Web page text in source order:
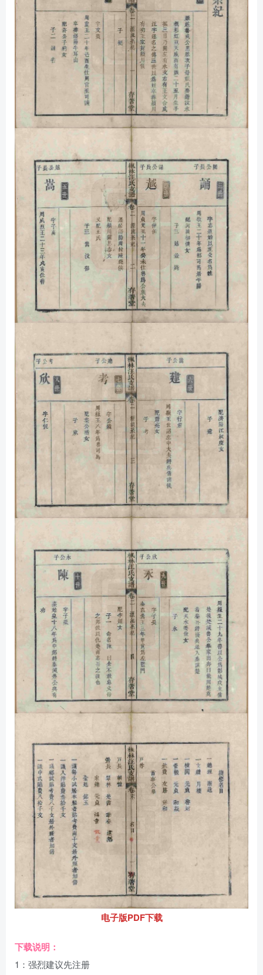
电子版PDF下载
下载说明：
1：强烈建议先注册